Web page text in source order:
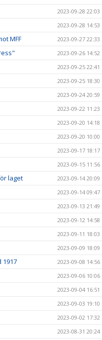
2023-09-28 22:03
2023-09-28 14:53
MFF 2023-09-27 22:33
2023-09-26 14:52
2023-09-25 22:41
2023-09-25 18:30
2023-09-24 20:59
2023-09-22 11:23
2023-09-20 14:18
2023-09-20 10:00
2023-09-17 18:17
2023-09-15 11:56
laget 2023-09-14 20:09
2023-09-14 09:47
2023-09-13 21:49
2023-09-12 14:58
2023-09-11 18:03
2023-09-09 18:09
1917 2023-09-08 14:56
2023-09-06 10:06
2023-09-04 16:51
2023-09-03 19:10
2023-09-02 17:32
2023-08-31 20:24